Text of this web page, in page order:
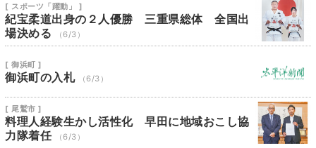
[ スポーツ「躍動」 ]
紀宝柔道出身の２人優勝 三重県総体 全国出
場決める
（6/3）
[ 御浜町 ]
御浜町の入札 （6/3）
[ 尾鷲市 ]
料理人経験生かし活性化 早田に地域おこし協
力隊着任
（6/3）